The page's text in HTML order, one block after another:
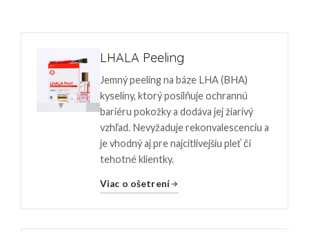
LHALA Peeling
Jemný peeling na báze LHA (BHA)
kyseliny, ktorý posilňuje ochrannú
bariéru pokožky a dodáva jej žiarivý
vzhľad. Nevyžaduje rekonvalescenciu a
je vhodný aj pre najcitlivejšiu pleť či
tehotné klientky.
Viac o ošetrení